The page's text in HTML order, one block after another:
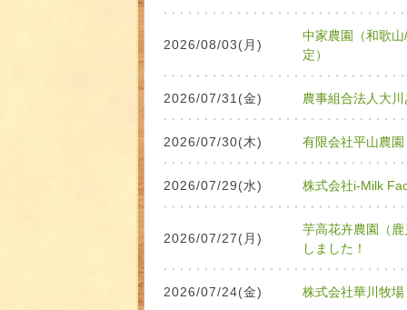
2026/08/03(月)
中家農園（和歌
定）
2026/07/31(金) 農事組合法人大
2026/07/30(木) 有限会社平山農
2026/07/29(水) 株式会社i-Milk
2026/07/27(月)
芋高花卉農園（
しました！
2026/07/24(金) 株式会社華川牧